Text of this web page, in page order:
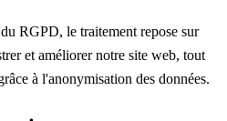
RGPD, le traitement repose sur
et améliorer notre site web, tout
à l'anonymisation des données.